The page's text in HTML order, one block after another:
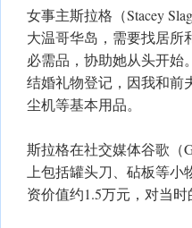
女事主斯拉格（Stacey
大温哥华岛，需要找居所
必需品，协助她从头开始
结婚礼物登记，因我和前
尘机等基本用品。
斯拉格在社交媒体谷歌（
上包括罐头刀、砧板等
资价值约1.5万元，对当